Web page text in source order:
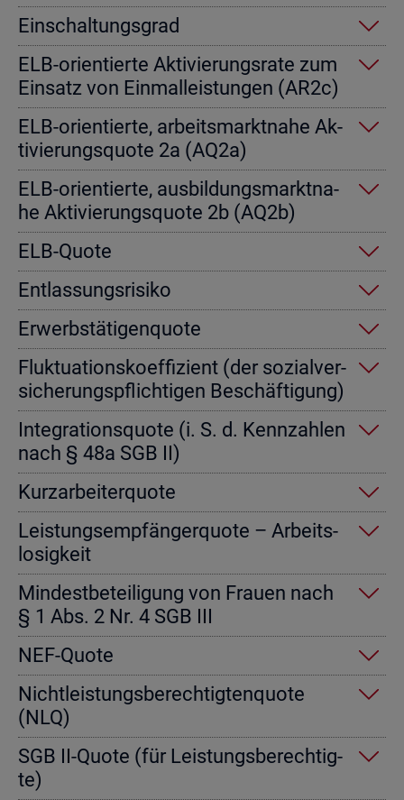
Ein­schal­tungs­grad
ELB-ori­en­tier­te Ak­ti­vie­rungs­ra­te zum
Ein­satz von Einmal­leis­tun­gen (AR2c)
ELB-ori­en­tier­te, ar­beits­markt­na­he Ak­
ti­vie­rungs­quo­te 2a (AQ2a)
ELB-ori­en­tier­te, aus­bil­dungs­markt­na­
he Ak­ti­vie­rungs­quo­te 2b (AQ2b)
ELB-Quote
Ent­las­sungs­ri­si­ko
Er­werbs­tä­ti­gen­quo­te
Fluk­tua­ti­ons­ko­ef­fi­zi­ent (der so­zi­al­ver­
si­che­rungs­pflich­ti­gen Be­schäf­ti­gung)
In­te­gra­ti­ons­quo­te (i. S. d. Kenn­zah­len
nach § 48a SGB II)
Kurz­ar­bei­ter­quo­te
Leis­tungs­emp­fän­ger­quo­te – Ar­beits­
lo­sig­keit
Min­dest­be­tei­li­gung von Frau­en nach
§ 1 Abs. 2 Nr. 4 SGB III
NEF-Quote
Nicht­leis­tungs­be­rech­tig­ten­quo­te
(NLQ)
SGB II-Quote (für Leis­tungs­be­rech­tig­
te)